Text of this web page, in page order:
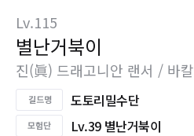
Lv.115
별난거북이
진(眞) 드래고니안 랜서 / 바칼
도토리밀수단
Lv.39 별난거북이